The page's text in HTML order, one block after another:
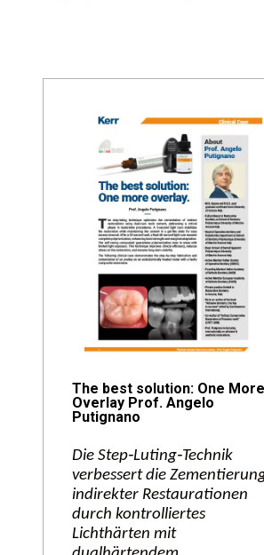
The best solution: One More
Overlay Prof. Angelo
Putignano
Die Step‑Luting‑Technik
verbessert die
indirekter Restaurationen
durch kontrolliertes
Lichthärten mit